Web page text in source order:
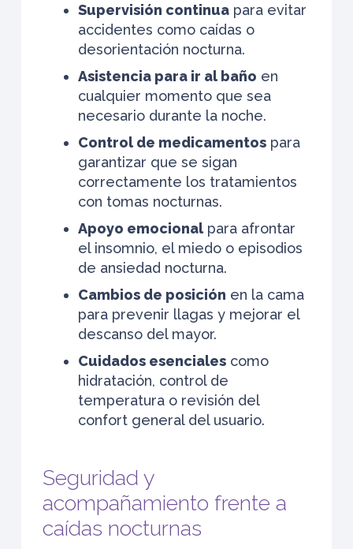
Supervisión continua para evitar
accidentes como caídas o
desorientación nocturna.
Asistencia para ir al baño en
cualquier momento que sea
necesario durante la noche.
Control de medicamentos para
garantizar que se sigan
correctamente los tratamientos
con tomas nocturnas.
Apoyo emocional para afrontar
el insomnio, el miedo o episodios
de ansiedad nocturna.
Cambios de posición en la cama
para prevenir llagas y mejorar el
descanso del mayor.
Cuidados esenciales como
hidratación, control de
temperatura o revisión del
confort general del usuario.
Seguridad y
acompañamiento frente a
caídas nocturnas